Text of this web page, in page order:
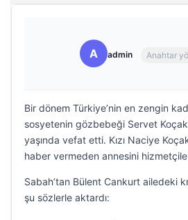
A admin Anahtar
Bir dönem Türkiye’nin en zengin
sosyetenin gözbebeği Servet Koçak
yaşında vefat etti. Kızı Naciye
haber vermeden annesini
Sabah’tan Bülent Cankurt ailedeki
şu sözlerle aktardı: